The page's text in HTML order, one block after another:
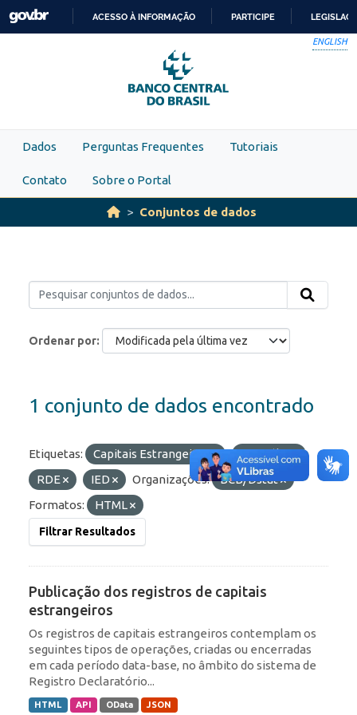
Skip to main content
PARA
O
CONTEÚDO
ACESSO À INFORMAÇÃO PARTICIPE
ENGLISH
Dados Perguntas Frequentes Tutoriais
Contato Sobre o Portal
Conjuntos de dados
Ordenar por
1 conjunto de dados encontrado
Etiquetas: Capitais Estrangeiros
Portfólio
RDE
IED Organizações:
BCB/Dstat
Formatos:
HTML
Filtrar Resultados
Publicação dos registros de capitais
estrangeiros
Os registros de capitais estrangeiros contemplam os
seguintes tipos de operações, criadas ou encerradas
em cada período data-base, no âmbito do sistema de
Registro Declaratório...
HTML API OData JSON